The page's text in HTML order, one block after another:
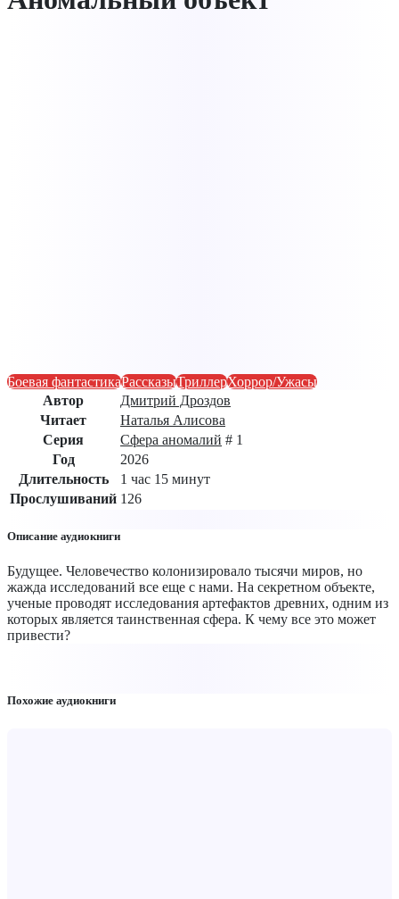
Боевая фантастикаРассказыТриллерХоррор/Ужасы
Автор
Дмитрий Дроздов
Читает
Наталья Алисова
Серия
Сфера аномалий # 1
Год
2026
Длительность
1 час 15 минут
Прослушиваний 126
Описание аудиокниги
Будущее. Человечество колонизировало тысячи миров, но
жажда исследований все еще с нами. На секретном объекте,
ученые проводят исследования артефактов древних, одним из
которых является таинственная сфера. К чему все это может
привести?
Похожие аудиокниги